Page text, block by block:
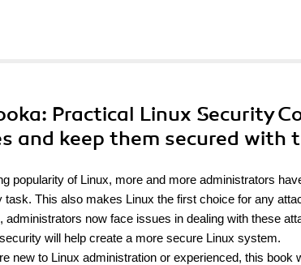
: Practical Linux Security
and keep them secured with
popularity of Linux, more and more administrators
task. This also makes Linux the first choice for any
administrators now face issues in dealing with these
will help create a more secure Linux system.
new to Linux administration or experienced, this